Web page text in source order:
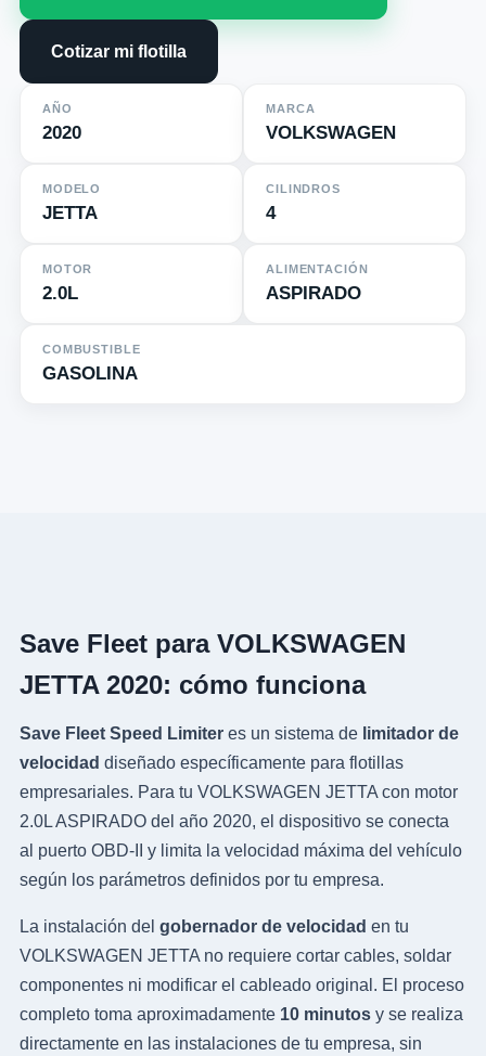
Cotizar mi flotilla
AÑO
2020
MARCA
VOLKSWAGEN
MODELO
JETTA
CILINDROS
4
MOTOR
2.0L
ALIMENTACIÓN
ASPIRADO
COMBUSTIBLE
GASOLINA
Save Fleet para VOLKSWAGEN
JETTA 2020: cómo funciona
Save Fleet Speed Limiteres un sistema de limitador de
velocidad diseñado específicamente para flotillas
empresariales. Para tu VOLKSWAGEN JETTA con motor
2.0L ASPIRADO del año 2020, el dispositivo se conecta
al puerto OBD-II y limita la velocidad máxima del vehículo
según los parámetros definidos por tu empresa.
La instalación del gobernador de velocidad en tu
VOLKSWAGEN JETTA no requiere cortar cables, soldar
componentes ni modificar el cableado original. El proceso
completo toma aproximadamente 10 minutosy se realiza
directamente en las instalaciones de tu empresa, sin